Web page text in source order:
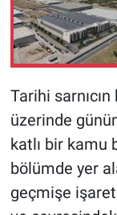
Tarihi
üzerinde
katlı bir kamu
bölümde yer
geçmişe işaret